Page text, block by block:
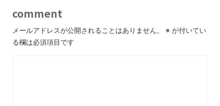
comment
メールアドレスが公開されることはありません。 ※ が付いてい
る欄は必須項目です